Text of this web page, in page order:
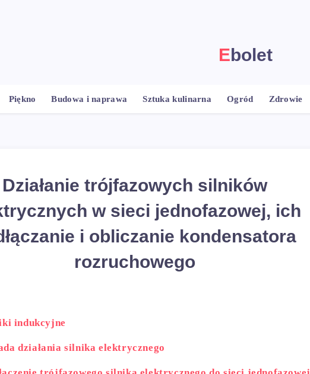
Ebolet
Piękno Budowa i naprawa Sztuka kulinarna Ogród Zdrowie
Działanie trójfazowych silników
w sieci jednofazowej, ich
i obliczanie kondensatora
rozruchowego
indukcyjne
działania silnika elektrycznego